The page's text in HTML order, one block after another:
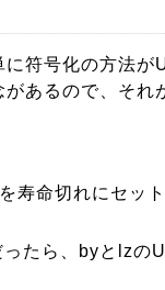
符号化の方法が
あるので、それ
寿命切れにセッ
たら、byとlzの